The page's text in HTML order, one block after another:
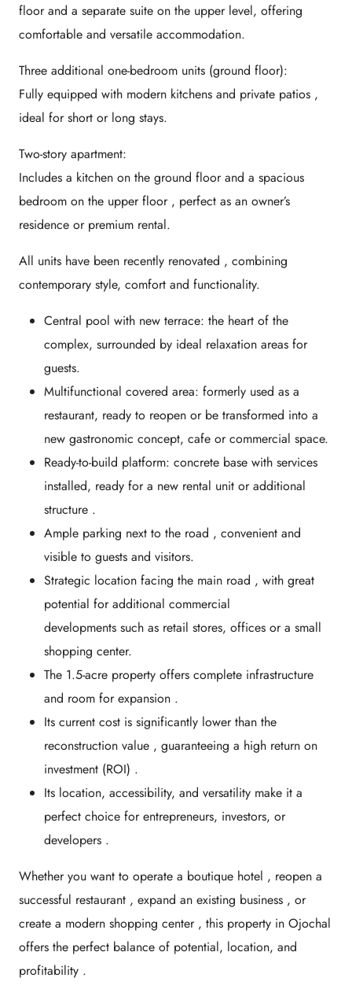
floor and a separate suite on the upper level, offering
comfortable and versatile accommodation.
Three additional one-bedroom units (ground floor):
Fully equipped with modern kitchens and private patios ,
ideal for short or long stays.
Two-story apartment:
Includes a kitchen on the ground floorand a spacious
bedroom on the upper floor, perfect as an owner’s
residence or premium rental.
All units have been recently renovated , combining
contemporary style, comfort and functionality.
Central pool with new terrace: the heart of the
complex, surrounded by ideal relaxation areas for
guests.
Multifunctional covered area: formerly used as a
restaurant, ready to reopen or be transformed into a
new gastronomic concept, cafe or commercial space.
Ready-to-build platform: concrete base with services
installed, ready fora new rental unit or additional
structure .
Ample parking next to the road , convenient and
visible to guests and visitors.
Strategic location facing the main road , with great
potential foradditional commercial
developments such as retail stores, offices or a small
shopping center.
The 1.5-acre property offers complete infrastructure
and room for expansion .
Its current cost is significantly lower than the
reconstruction value , guaranteeing a high return on
investment (ROI) .
Its location, accessibility, and versatility make it a
perfect choice for entrepreneurs, investors, or
developers .
Whether you want to operate a boutique hotel , reopen a
successful restaurant , expand an existing business , or
create a modern shopping center, this property in Ojochal
offers the perfect balance of potential, location, and
profitability .